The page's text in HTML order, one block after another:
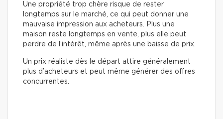
Une propriété trop chère risque de rester
longtemps sur le marché, ce qui peut donner une
mauvaise impression aux acheteurs. Plus une
maison reste longtemps en vente, plus elle peut
perdre de l’intérêt, même après une baisse de prix.
Un prix réaliste dès le départ attire généralement
plus d’acheteurs et peut même générer des offres
concurrentes.